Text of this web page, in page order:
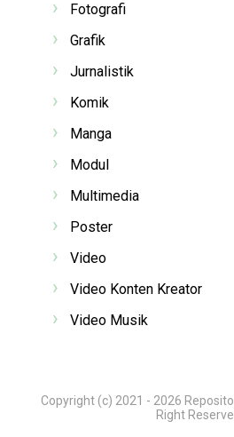
Fotografi
Grafik
Jurnalistik
Komik
Manga
Modul
Multimedia
Poster
Video
Video Konten Kreator
Video Musik
Copyright (c) 2021 - 2026
Right